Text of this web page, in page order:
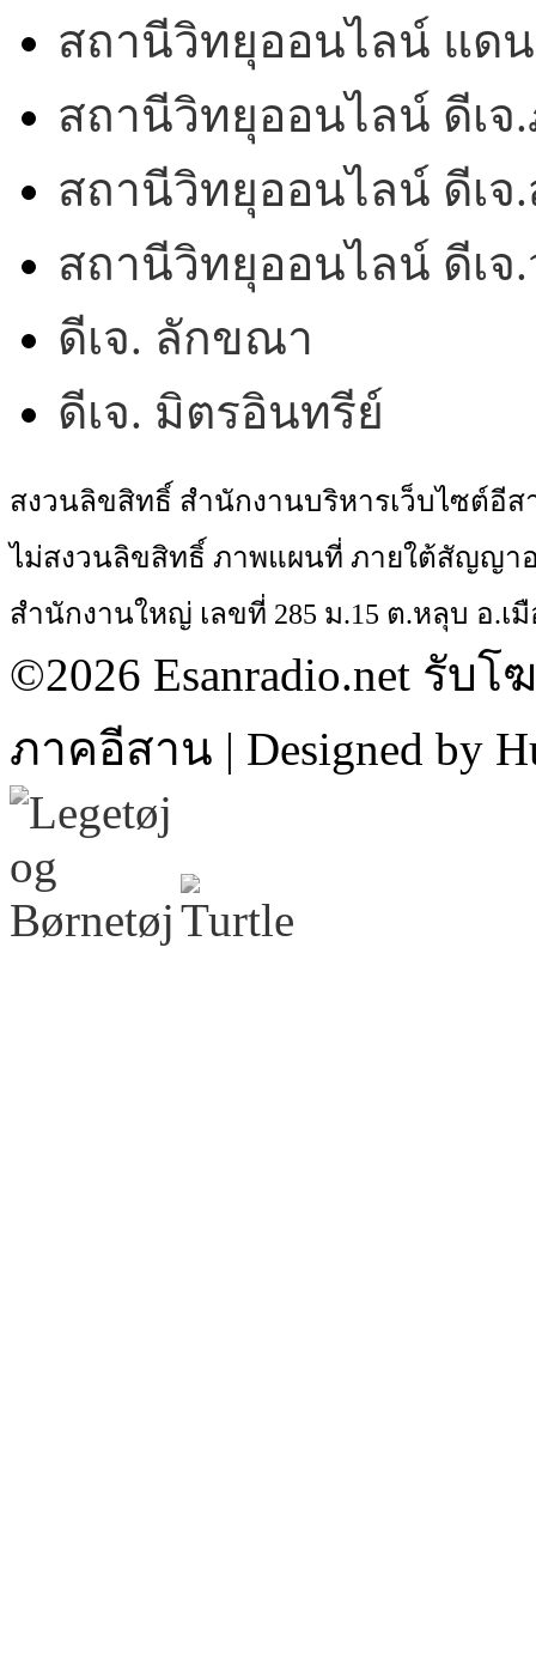
สถานีวิทยุออนไลน์ แดน
สถานีวิทยุออนไลน์ ดีเจ
สถานีวิทยุออนไลน์ ดีเจ
สถานีวิทยุออนไลน์ ดีเ
ดีเจ. ลักขณา
ดีเจ. มิตรอินทรีย์
สงวนลิขสิทธิ์ สำนักงานบริหารเว็บไซต์อีส
ไม่สงวนลิขสิทธิ์ ภาพแผนที่ ภายใต้สัญญ
สำนักงานใหญ่ เลขที่ 285 ม.15 ต.หลุบ อ.เ
©2026 Esanradio.net รับ
ภาคอีสาน | Designed by